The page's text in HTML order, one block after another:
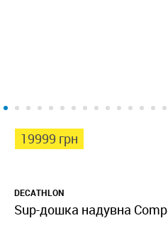
19999 грн
DECATHLON
Sup-дошка надувна